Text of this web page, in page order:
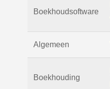
Boekhoudsoftware
Algemeen
Boekhouding